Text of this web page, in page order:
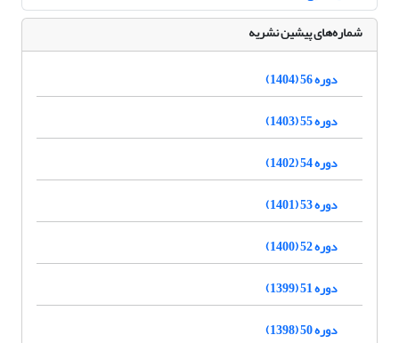
شماره‌های پیشین نشریه
دوره 56 (1404)
دوره 55 (1403)
دوره 54 (1402)
دوره 53 (1401)
دوره 52 (1400)
دوره 51 (1399)
دوره 50 (1398)